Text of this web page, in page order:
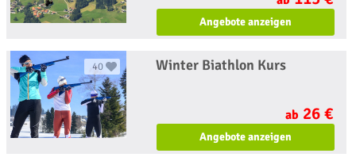
Angebote anzeigen
40 Winter Biathlon Kurs
ab 26 €
Angebote anzeigen